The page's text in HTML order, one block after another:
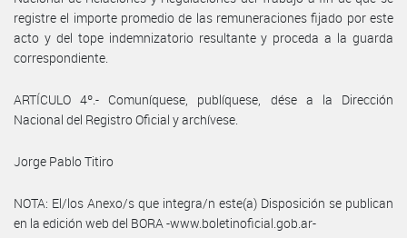
registre el importe promedio de las remuneraciones fijado por este
acto y del tope indemnizatorio resultante y proceda a la guarda
correspondiente.
ARTÍCULO 4º.- Comuníquese, publíquese, dése a la Dirección
Nacional del Registro Oficial y archívese.
Jorge Pablo Titiro
NOTA: El/los Anexo/s que integra/n este(a) Disposición se publican
en la edición web del BORA -www.boletinoficial.gob.ar-